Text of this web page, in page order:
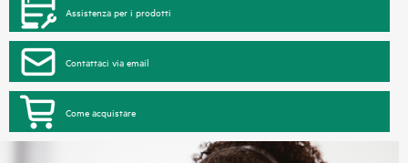
Assistenza per i prodotti
Contattaci via email
Come acquistare